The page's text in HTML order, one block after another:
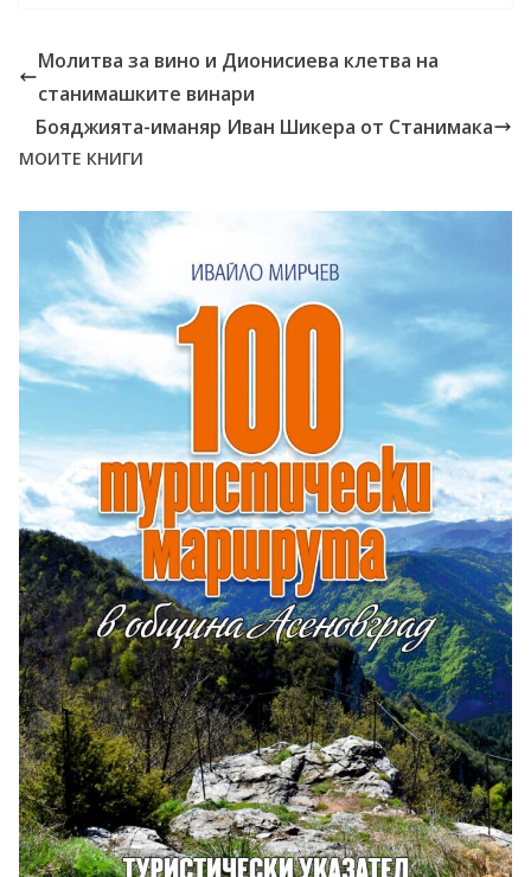
Молитва за вино и Дионисиева клетва на
станимашките винари
Бояджията-иманяр Иван Шикера от Станимака
МОИТЕ КНИГИ